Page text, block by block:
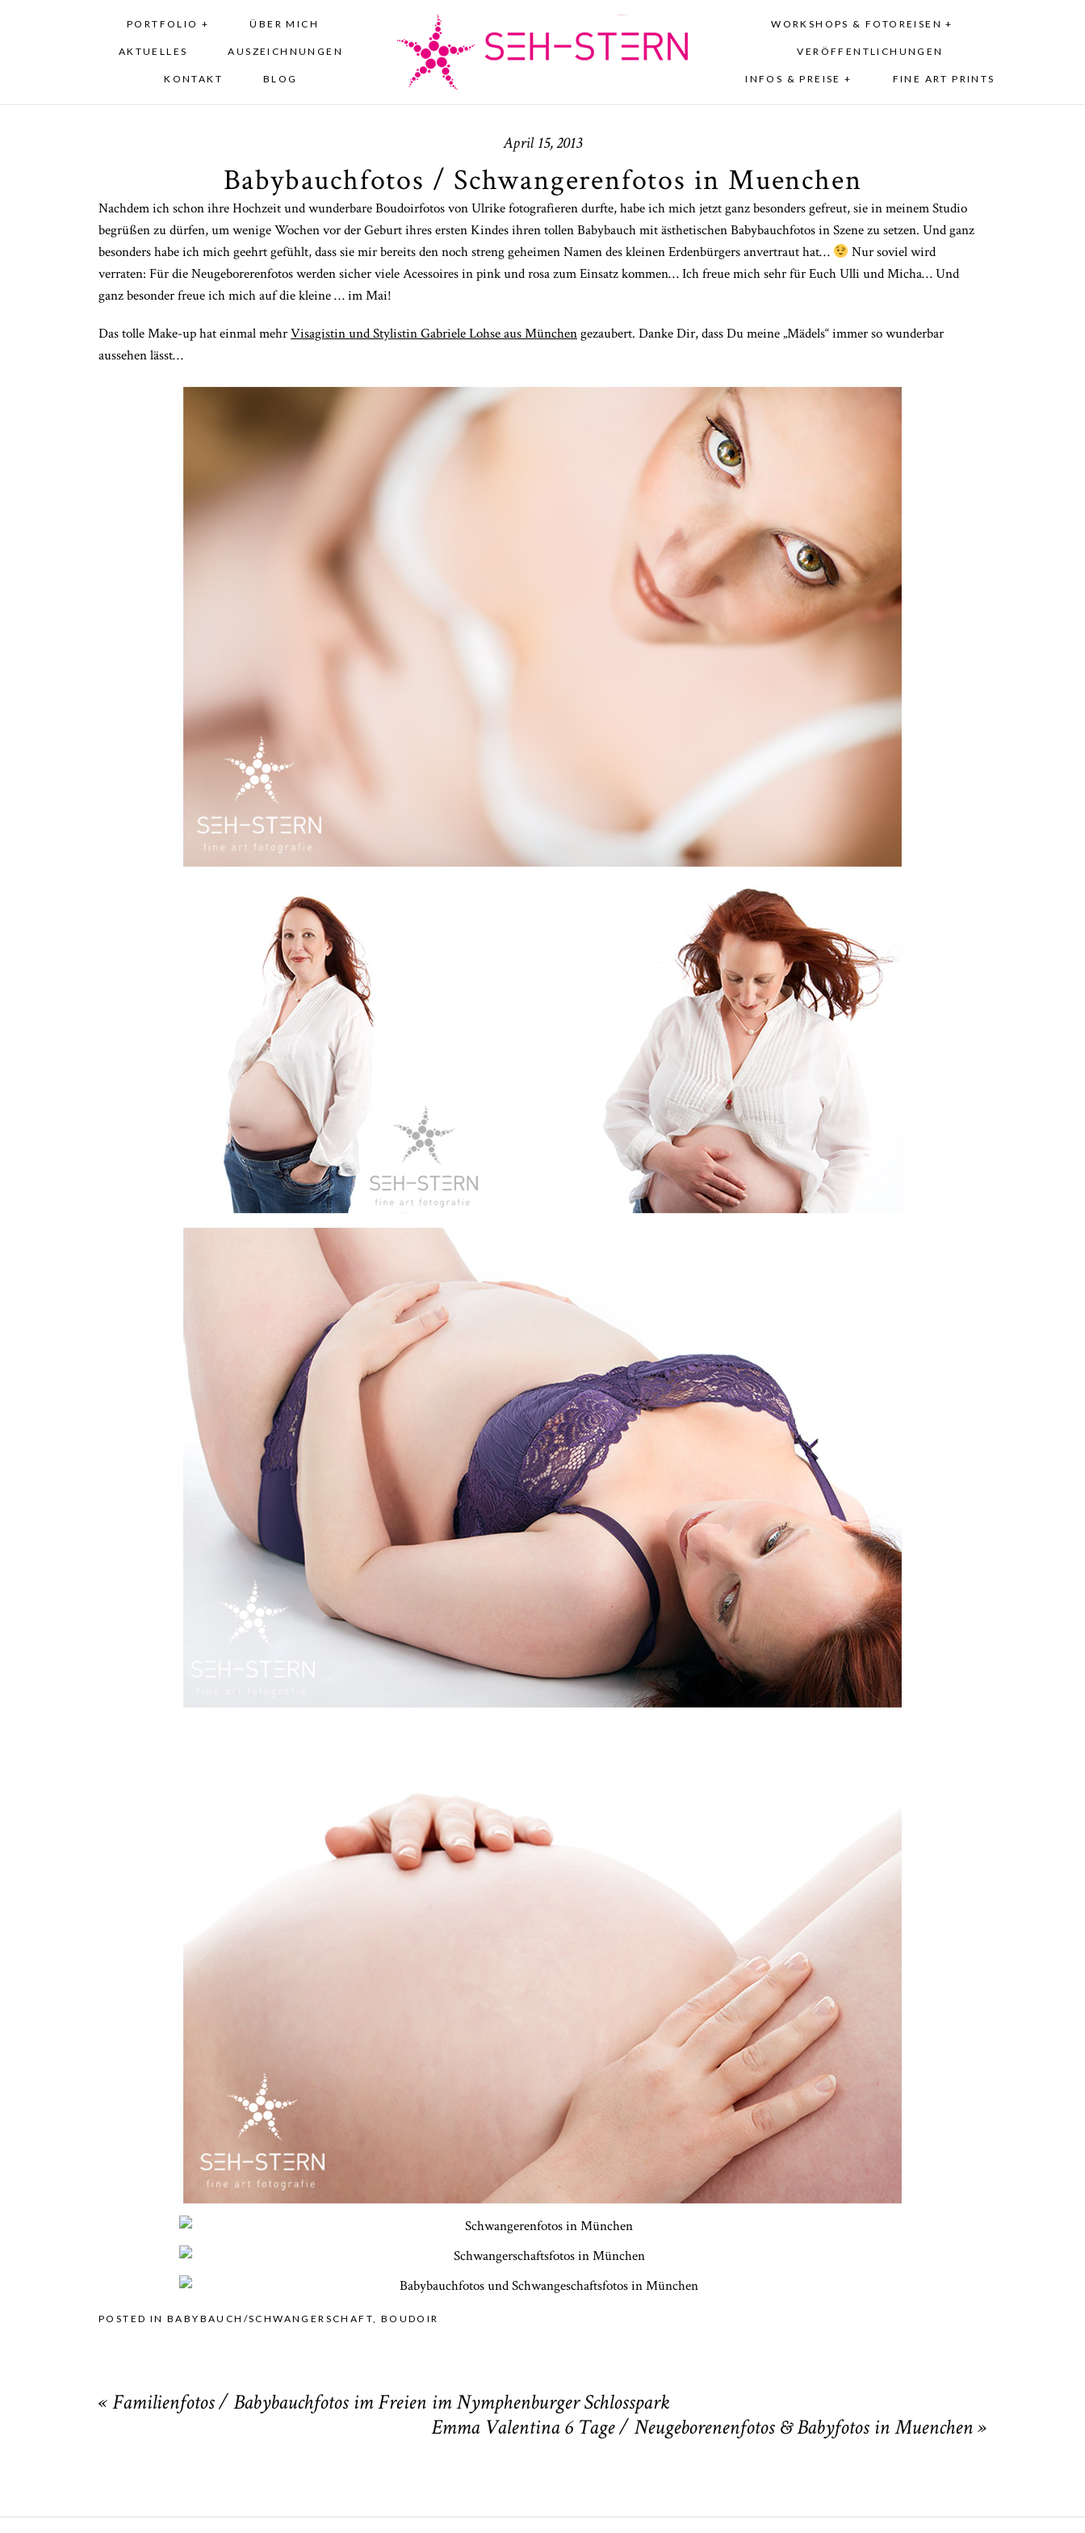
PORTFOLIO + ÜBER MICH
AKTUELLES AUSZEICHNUNGEN
KONTAKT BLOG
WORKSHOPS & FOTOREISEN +
VERÖFFENTLICHUNGEN
INFOS & PREISE + FINE ART PRINTS
April 15, 2013
Babybauchfotos / Schwangerenfotos in Muenchen
Nachdem ich schon ihre Hochzeit und wunderbare Boudoirfotos von Ulrike fotografieren durfte, habe ich mich jetzt ganz besonders gefreut, sie in meinem Studio
begrüßen zu dürfen, um wenige Wochen vor der Geburt ihres ersten Kindes ihren tollen Babybauch mit ästhetischen Babybauchfotos in Szene zu setzen. Und ganz
besonders habe ich mich geehrt gefühlt, dass sie mir bereits den noch streng geheimen Namen des kleinen Erdenbürgers anvertraut hat…
Nur soviel wird
verraten: Für die Neugeborerenfotos werden sicher viele Acessoires in pink und rosa zum Einsatz kommen… Ich freue mich sehr für Euch Ulli und Micha… Und
ganz besonder freue ich mich auf die kleine … im Mai!
Das tolle Make-up hat einmal mehrVisagistin und Stylistin Gabriele Lohse aus Münchengezaubert. Danke Dir, dass Du meine „Mädels“ immer so wunderbar
aussehen lässt…
POSTED INBABYBAUCH/SCHWANGERSCHAFT, BOUDOIR
« Familienfotos / Babybauchfotos im Freien im Nymphenburger Schlosspark
Emma Valentina 6 Tage / Neugeborenenfotos & Babyfotos in Muenchen »